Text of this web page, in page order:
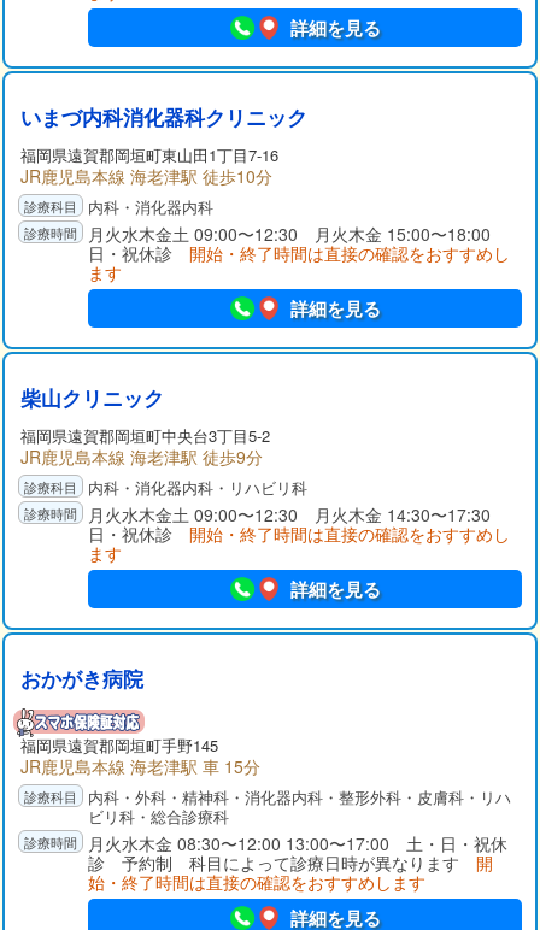
詳細を見る
いまづ内科消化器科クリニック
福岡県遠賀郡岡垣町東山田1丁目7-16
JR鹿児島本線 海老津駅 徒歩10分
内科・消化器内科
月火水木金土 09:00〜12:30 月火木金 15:00〜18:00
日・祝休診 開始・終了時間は直接の確認をおすすめし
ます
詳細を見る
柴山クリニック
福岡県遠賀郡岡垣町中央台3丁目5-2
JR鹿児島本線 海老津駅 徒歩9分
内科・消化器内科・リハビリ科
月火水木金土 09:00〜12:30 月火木金 14:30〜17:30
日・祝休診 開始・終了時間は直接の確認をおすすめし
ます
詳細を見る
おかがき病院
福岡県遠賀郡岡垣町手野145
JR鹿児島本線 海老津駅 車 15分
内科・外科・精神科・消化器内科・整形外科・皮膚科・リハ
ビリ科・総合診療科
月火水木金 08:30〜12:00 13:00〜17:00 土・日・祝休
診 予約制 科目によって診療日時が異なります 開
始・終了時間は直接の確認をおすすめします
詳細を見る